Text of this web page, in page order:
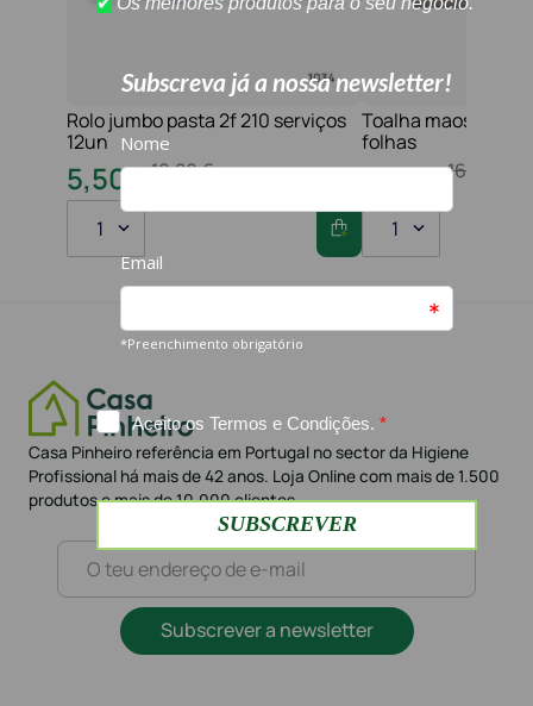
Rolo jumbo pasta 2f 210 serviços
12un
10,80€
5,50€
1
Toalha maos 2f
folhas
16
8,60€
1
Casa Pinheiro referência em Portugal no sector da Higiene
Profissional há mais de 42 anos. Loja Online com mais de 1.500
produtos e mais de 10.000 clientes
Subscrever a newsletter